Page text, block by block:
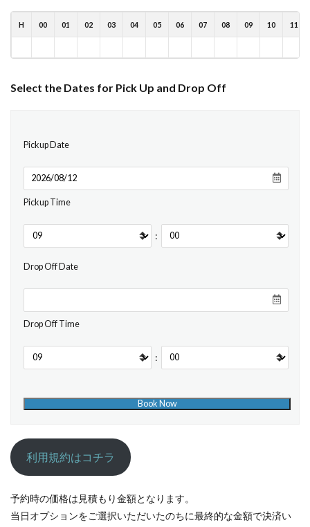
H 00 01 02 03 04 05 06 07 08 09 10 11
Select the Dates for Pick Up and Drop Off
Pickup Date
Pickup Time
:
Drop Off Date
Drop Off Time
:
利用規約はコチラ
予約時の価格は見積もり金額となります。
当日オプションをご選択いただいたのちに最終的な金額で決済い